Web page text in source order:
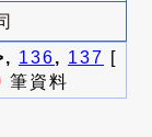
136, 137 [
筆資料